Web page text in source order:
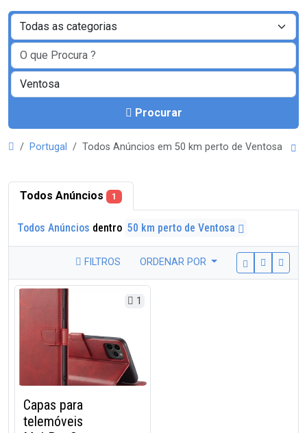
Procurar
Portugal Todos Anúncios em 50 km perto de Ventosa
Todos Anúncios 1
Todos Anúncios dentro 50 km perto de Ventosa
FILTROS ORDENAR POR
1
Capas para
telemóveis